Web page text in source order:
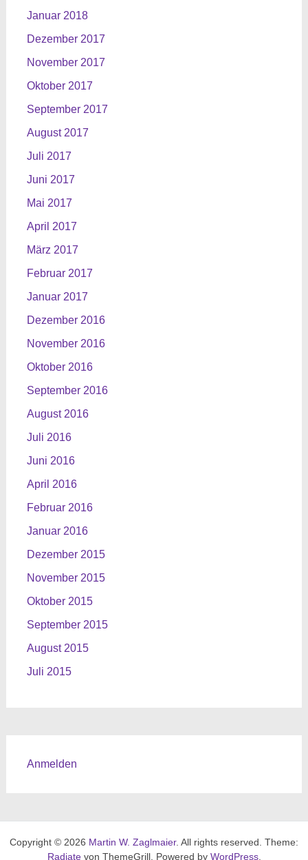
Januar 2018
Dezember 2017
November 2017
Oktober 2017
September 2017
August 2017
Juli 2017
Juni 2017
Mai 2017
April 2017
März 2017
Februar 2017
Januar 2017
Dezember 2016
November 2016
Oktober 2016
September 2016
August 2016
Juli 2016
Juni 2016
April 2016
Februar 2016
Januar 2016
Dezember 2015
November 2015
Oktober 2015
September 2015
August 2015
Juli 2015
Anmelden
Copyright © 2026 Martin W. Zaglmaier. All rights reserved. Theme:
Radiatevon ThemeGrill. Powered by WordPress.